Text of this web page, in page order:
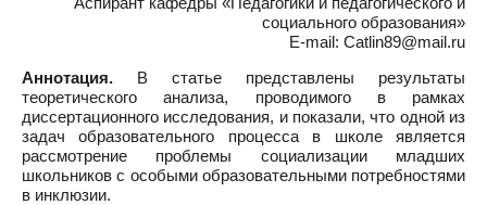
социального образования»
E-mail: Catlin89@mail.ru
Аннотация. В статье представлены результаты
теоретического анализа, проводимого в рамках
диссертационного исследования, и показали, что одной из
задач образовательного процесса в школе является
рассмотрение проблемы социализации младших
школьников с особыми образовательными потребностями
в инклюзии.